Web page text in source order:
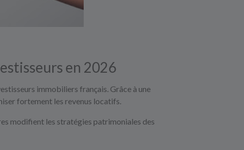
en 2026
immobiliers français. Grâce à une
fortement les revenus locatifs.
modifient les stratégies patrimoniales des